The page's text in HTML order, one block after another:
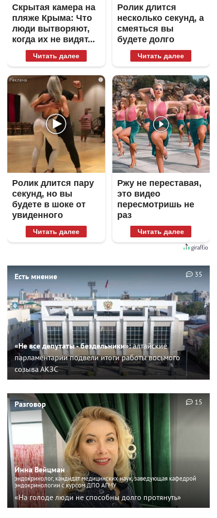
Скрытая камера на
пляже Крыма: Что
люди вытворяют,
когда их не видят...
Читать далее
Ролик длится
несколько секунд, а
смеяться вы
будете долго
Читать далее
i
Ролик длится пару
секунд, но вы
будете в шоке от
увиденного
Читать далее
i
Ржу не переставая,
это видео
пересмотришь не
раз
Читать далее
Есть мнение
«Не все депутаты - бездельники»:алтайские
парламентарии подвели итоги работы восьмого
созыва АКЗС
35
Разговор
Инна Вейцман
эндокринолог, кандидат медицинских наук, заведующая кафедрой
эндокринологии с курсом ДПО АГМУ
«На голоде люди не способны долго протянуть»
15